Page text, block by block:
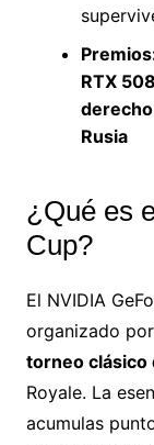
RTX
Rusia
¿Qué es
Cup?
El NVIDIA
organizado
torneo clásico
Royale. La
acumulas